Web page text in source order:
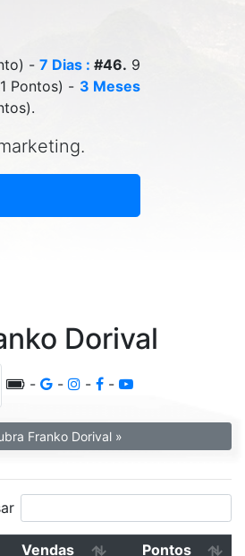
- 7 Dias : #46. 9
Pontos) - 3 Meses
Dorival
- - - -
Franko Dorival »
Vendas Pontos